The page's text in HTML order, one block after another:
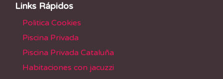
Links Rápidos
Politica Cookies
Piscina Privada
Piscina Privada Cataluña
Habitaciones con jacuzzi